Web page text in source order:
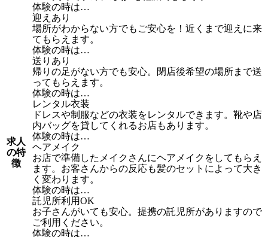
求人
の特
徴
体験の時は…
迎えあり
場所がわからない方でもご安心を！近くまで迎えに来
てもらえます。
体験の時は…
送りあり
帰りの足がない方でも安心。閉店後希望の場所まで送
ってもらえます。
体験の時は…
レンタル衣装
ドレスや制服などの衣装をレンタルできます。靴や店
内バッグを貸してくれるお店もあります。
体験の時は…
ヘアメイク
お店で準備したメイクさんにヘアメイクをしてもらえ
ます。お客さんからの反応も髪のセットによって大き
く変わります。
体験の時は…
託児所利用OK
お子さんがいても安心。提携の託児所がありますので
ご利用ください。
体験の時は…